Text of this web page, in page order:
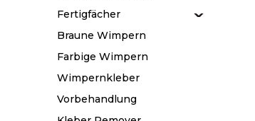
Fertigfächer
Braune Wimpern
Farbige Wimpern
Wimpernkleber
Vorbehandlung